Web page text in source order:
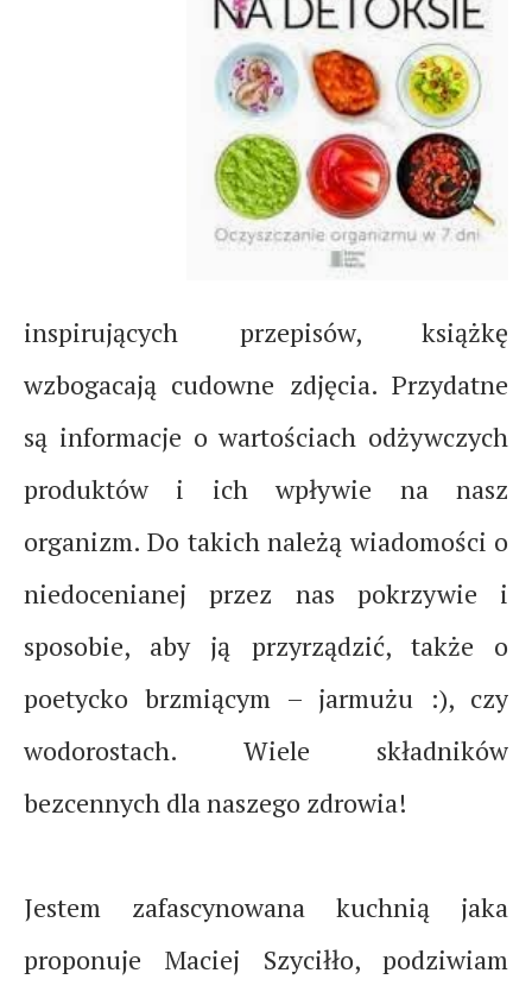
inspirujących przepisów, książkę
wzbogacają cudowne zdjęcia. Przydatne
są informacje o wartościach odżywczych
produktów i ich wpływie na nasz
organizm. Do takich należą wiadomości o
niedocenianej przez nas pokrzywie i
sposobie, aby ją przyrządzić, także o
poetycko brzmiącym – jarmużu :), czy
wodorostach. Wiele składników
bezcennych dla naszego zdrowia!
Jestem zafascynowana kuchnią jaka
proponuje Maciej Szyciłło, podziwiam